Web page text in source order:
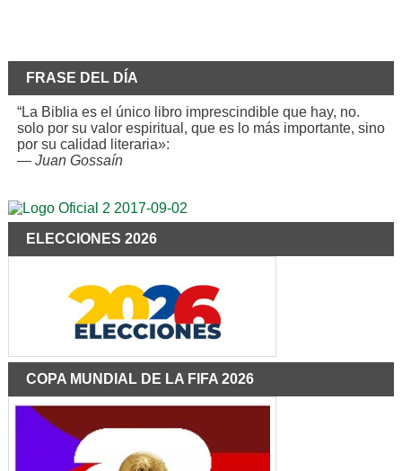
FRASE DEL DÍA
“La Biblia es el único libro imprescindible que hay, no.
solo por su valor espiritual, que es lo más importante, sino
por su calidad literaria»:
— Juan Gossaín
ELECCIONES 2026
COPA MUNDIAL DE LA FIFA 2026